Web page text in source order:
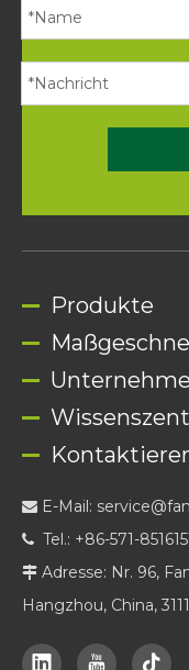
Produkte
 E-Mail:
 Tel.: +86-571-
 Adresse: Nr. 96,
Hangzhou, China,